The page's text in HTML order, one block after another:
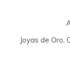
Joyas de Oro,